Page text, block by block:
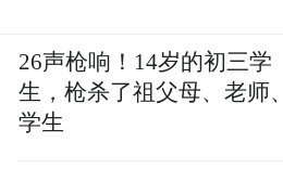
26声枪响！14岁的初三学
生，枪杀了祖父母、老师、
学生